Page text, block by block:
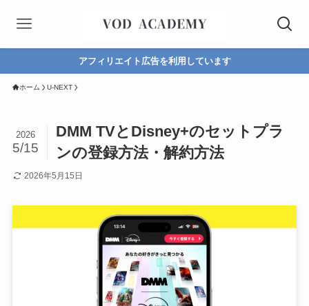
アフィリエイト広告を利用しています
ホーム U-NEXT
DMM TVとDisney+のセットプラ
ンの登録方法・解約方法
2026
5/15
2026年5月15日